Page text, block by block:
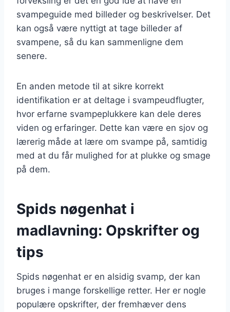
svampeguide med billeder og beskrivelser. Det
kan også være nyttigt at tage billeder af
svampene, så du kan sammenligne dem
senere.
En anden metode til at sikre korrekt
identifikation er at deltage i svampeudflugter,
hvor erfarne svampeplukkere kan dele deres
viden og erfaringer. Dette kan være en sjov og
lærerig måde at lære om svampe på, samtidig
med at du får mulighed for at plukke og smage
på dem.
Spids nøgenhat i
madlavning: Opskrifter og
tips
Spids nøgenhat er en alsidig svamp, der kan
bruges i mange forskellige retter. Her er nogle
populære opskrifter, der fremhæver dens